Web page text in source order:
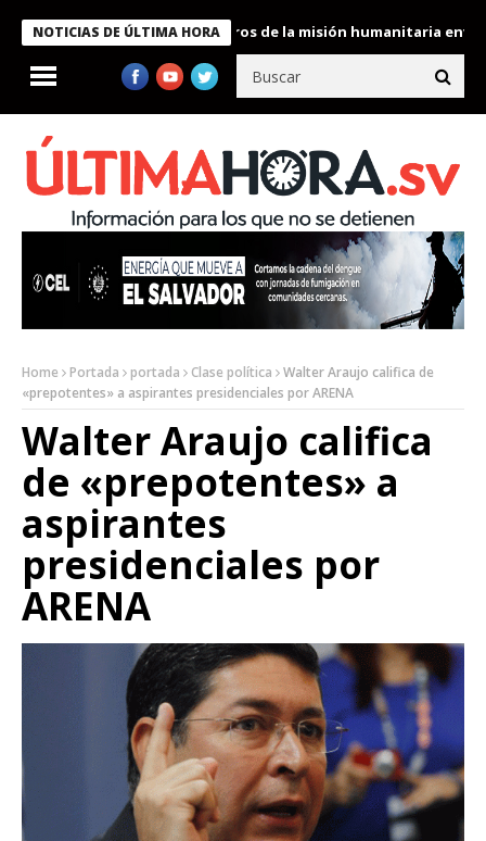
NOTICIAS DE ÚLTIMA HORA
condecora a miembros de la misión humanitaria enviada a
Home Portada portada Clase política
Walter Araujo califica de
«prepotentes» a aspirantes presidenciales por ARENA
Walter Araujo califica
de «prepotentes» a
aspirantes
presidenciales por
ARENA